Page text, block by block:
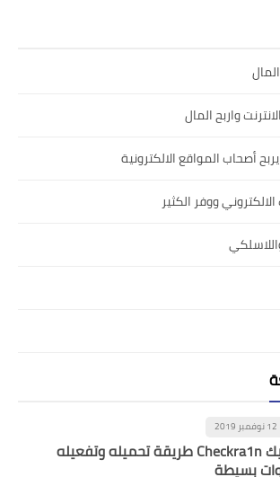
واربح المال
أصحاب المواقع الالكترونية
ووفر الكثير
12 نوفمبر 2019
جلبريك Checkra1n طريقة تحميله وتفعيله
بسيطة